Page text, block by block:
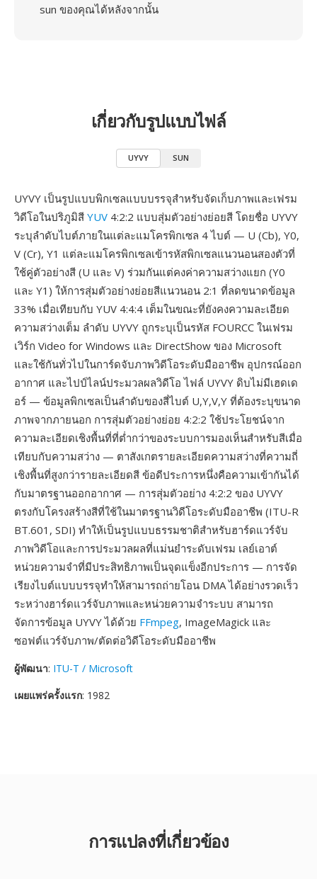
sun ของคุณได้หลังจากนั้น
เกี่ยวกับรูปแบบไฟล์
UYVY SUN
UYVY เป็นรูปแบบพิกเซลแบบบรรจุสำหรับจัดเก็บภาพและเฟรม
วิดีโอในปริภูมิสี YUV 4:2:2 แบบสุ่มตัวอย่างย่อยสี โดยชื่อ UYVY
ระบุลำดับไบต์ภายในแต่ละแมโครพิกเซล 4 ไบต์ — U (Cb), Y0,
V (Cr), Y1 แต่ละแมโครพิกเซลเข้ารหัสพิกเซลแนวนอนสองตัวที่
ใช้คู่ตัวอย่างสี (U และ V) ร่วมกันแต่คงค่าความสว่างแยก (Y0
และ Y1) ให้การสุ่มตัวอย่างย่อยสีแนวนอน 2:1 ที่ลดขนาดข้อมูล
33% เมื่อเทียบกับ YUV 4:4:4 เต็มในขณะที่ยังคงความละเอียด
ความสว่างเต็ม ลำดับ UYVY ถูกระบุเป็นรหัส FOURCC ในเฟรม
เวิร์ก Video for Windows และ DirectShow ของ Microsoft
และใช้กันทั่วไปในการ์ดจับภาพวิดีโอระดับมืออาชีพ อุปกรณ์ออก
อากาศ และไปป์ไลน์ประมวลผลวิดีโอ ไฟล์ UYVY ดิบไม่มีเฮดเด
อร์ — ข้อมูลพิกเซลเป็นลำดับของสี่ไบต์ U,Y,V,Y ที่ต้องระบุขนาด
ภาพจากภายนอก การสุ่มตัวอย่างย่อย 4:2:2 ใช้ประโยชน์จาก
ความละเอียดเชิงพื้นที่ที่ต่ำกว่าของระบบการมองเห็นสำหรับสีเมื่อ
เทียบกับความสว่าง — ตาสังเกตรายละเอียดความสว่างที่ความถี่
เชิงพื้นที่สูงกว่ารายละเอียดสี ข้อดีประการหนึ่งคือความเข้ากันได้
กับมาตรฐานออกอากาศ — การสุ่มตัวอย่าง 4:2:2 ของ UYVY
ตรงกับโครงสร้างสีที่ใช้ในมาตรฐานวิดีโอระดับมืออาชีพ (ITU-R
BT.601, SDI) ทำให้เป็นรูปแบบธรรมชาติสำหรับฮาร์ดแวร์จับ
ภาพวิดีโอและการประมวลผลที่แม่นยำระดับเฟรม เลย์เอาต์
หน่วยความจำที่มีประสิทธิภาพเป็นจุดแข็งอีกประการ — การจัด
เรียงไบต์แบบบรรจุทำให้สามารถถ่ายโอน DMA ได้อย่างรวดเร็ว
ระหว่างฮาร์ดแวร์จับภาพและหน่วยความจำระบบ สามารถ
จัดการข้อมูล UYVY ได้ด้วย FFmpeg, ImageMagick และ
ซอฟต์แวร์จับภาพ/ตัดต่อวิดีโอระดับมืออาชีพ
ผู้พัฒนา: ITU-T / Microsoft
เผยแพร่ครั้งแรก: 1982
การแปลงที่เกี่ยวข้อง